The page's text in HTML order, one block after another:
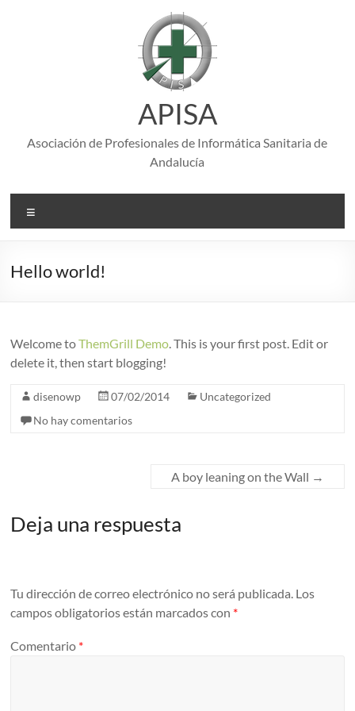
APISA
Asociación de Profesionales de Informática Sanitaria de
Andalucía
Hello world!
Welcome toThemGrill Demo. This is your first post. Edit or
delete it, then start blogging!
disenowp 07/02/2014
Uncategorized
No hay comentarios
A boy leaning on the Wall →
Deja una respuesta
Tu dirección de correo electrónico no será publicada. Los
campos obligatorios están marcados con *
Comentario *